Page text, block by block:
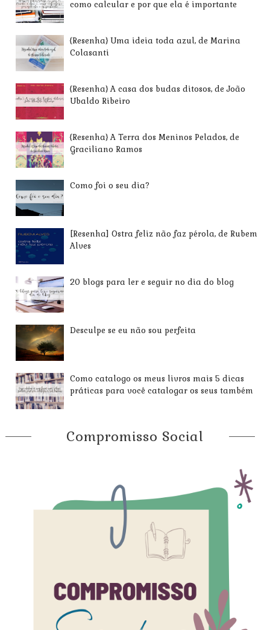
como calcular e por que ela é importante
{Resenha} Uma ideia toda azul, de Marina
Colasanti
{Resenha} A casa dos budas ditosos, de João
Ubaldo Ribeiro
{Resenha} A Terra dos Meninos Pelados, de
Graciliano Ramos
Como foi o seu dia?
[Resenha] Ostra feliz não faz pérola, de Rubem
Alves
20 blogs para ler e seguir no dia do blog
Desculpe se eu não sou perfeita
Como catalogo os meus livros mais 5 dicas
práticas para você catalogar os seus também
Compromisso Social